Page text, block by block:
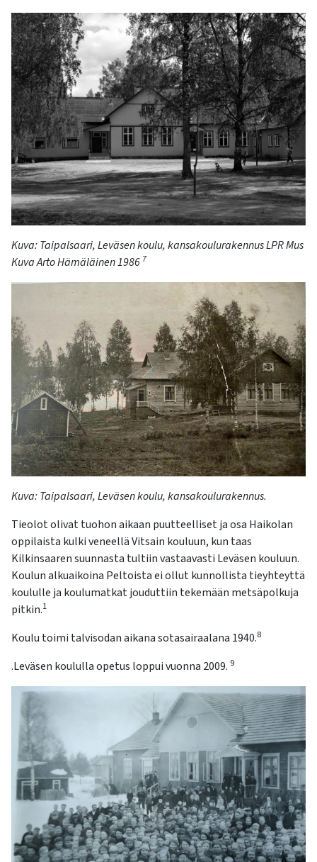
Kuva:Taipalsaari, Leväsen koulu, kansakoulurakennus LPRMus
Kuva Arto Hämäläinen 1986 7
Kuva:Taipalsaari, Leväsen koulu, kansakoulurakennus.
Tieolot olivat tuohon aikaan puutteelliset ja osa Haikolan
oppilaista kulki veneellä Vitsain kouluun, kun taas
Kilkinsaaren suunnasta tultiin vastaavasti Leväsen kouluun.
Koulun alkuaikoina Peltoista ei ollut kunnollista tieyhteyttä
koululle ja koulumatkat jouduttiin tekemään metsäpolkuja
pitkin.1
Koulu toimi talvisodan aikana sotasairaalana 1940.8
.Leväsen koululla opetus loppui vuonna 2009. 9